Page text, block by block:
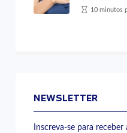
10 minutos
NEWSLETTER
Inscreva-se para